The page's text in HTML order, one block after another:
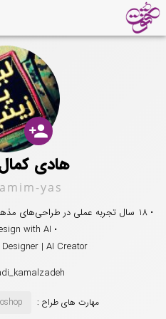
person_add
هادی
yas
• 18 سال تجربه عملی در طراحی‌های مذهبی، هویت بصری و پروژه‌های تبلیغاتی
• Graphic Design with AI
| AI Creator
مهارت های طراح :